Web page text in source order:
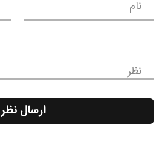
نام
نظر
ارسال نظر